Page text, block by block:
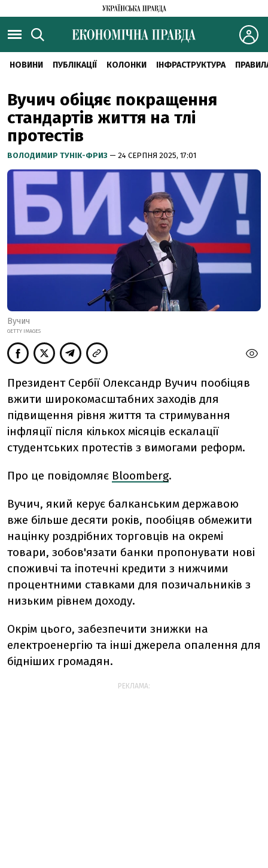
НОВИНИ ПУБЛІКАЦІЇ КОЛОНКИ ІНФРАСТРУКТУРА
Вучич обіцяє покращення
стандартів життя на тлі
протестів
ВОЛОДИМИР ТУНІК-ФРИЗ — 24 СЕРПНЯ 2025, 17:01
Вучич
GETTY IMAGES
Президент Сербії Олександр Вучич пообіцяв
вжити широкомасштабних заходів для
підвищення рівня життя та стримування
інфляції після кількох місяців ескалації
студентських протестів з вимогами реформ.
Про це повідомляє Bloomberg.
Вучич, який керує балканським державою
вже більше десяти років, пообіцяв обмежити
націнку роздрібних торговців на окремі
товари, зобов'язати банки пропонувати нові
споживчі та іпотечні кредити з нижчими
процентними ставками для позичальників з
низьким рівнем доходу.
Окрім цього, забезпечити знижки на
електроенергію та інші джерела опалення для
бідніших громадян.
РЕКЛАМА: